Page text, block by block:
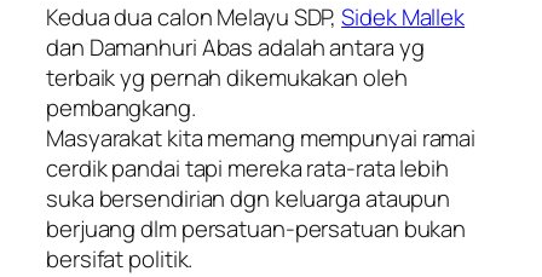
Kedua dua calon Melayu SDP,Sidek Mallek
dan Damanhuri Abas adalah antara yg
terbaik yg pernah dikemukakan oleh
pembangkang.
Masyarakat kita memang mempunyai ramai
cerdik pandai tapi mereka rata-rata lebih
suka bersendirian dgn keluarga ataupun
berjuang dlm persatuan-persatuan bukan
bersifat politik.